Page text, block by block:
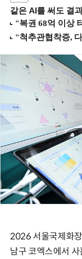
같은 AI를 써도 결과
2026 서울국제화
남구 코엑스에서